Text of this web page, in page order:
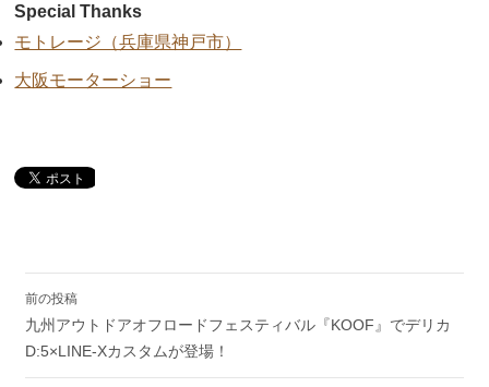
Special Thanks
モトレージ（兵庫県神戸市）
大阪モーターショー
稿
ナ
ビ
ゲ
前の投稿
九州アウトドアオフロードフェスティバル『KOOF』でデリカ
D:5×LINE-Xカスタムが登場！